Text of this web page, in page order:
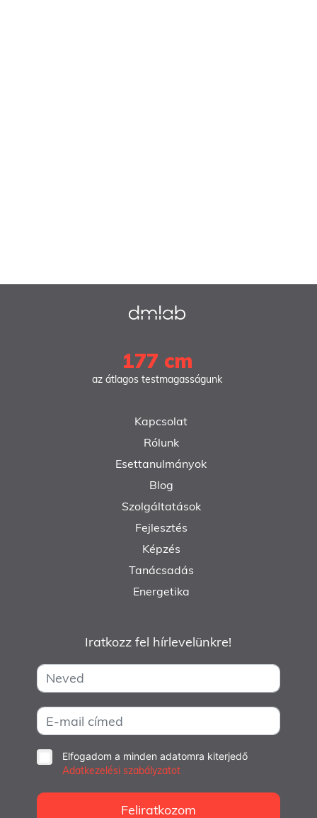
177 cm
az átlagos testmagasságunk
Kapcsolat
Rólunk
Esettanulmányok
Blog
Szolgáltatások
Fejlesztés
Képzés
Tanácsadás
Energetika
Iratkozz fel hírlevelünkre!
Elfogadom a minden adatomra kiterjedő
Adatkezelési szabályzatot
Feliratkozom